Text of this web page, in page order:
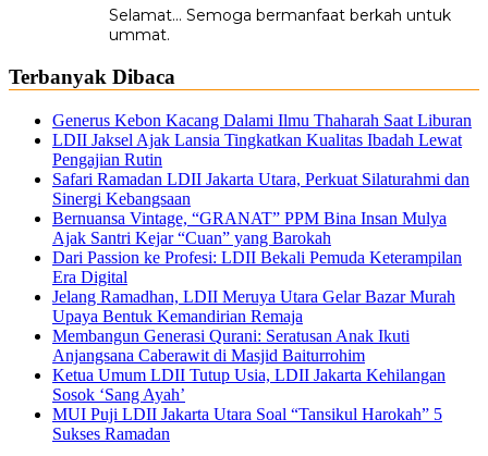
Selamat... Semoga bermanfaat berkah untuk
ummat.
Terbanyak Dibaca
Generus Kebon Kacang Dalami Ilmu Thaharah Saat Liburan
LDII Jaksel Ajak Lansia Tingkatkan Kualitas Ibadah Lewat
Pengajian Rutin
Safari Ramadan LDII Jakarta Utara, Perkuat Silaturahmi dan
Sinergi Kebangsaan
Bernuansa Vintage, “GRANAT” PPM Bina Insan Mulya
Ajak Santri Kejar “Cuan” yang Barokah
Dari Passion ke Profesi: LDII Bekali Pemuda Keterampilan
Era Digital
Jelang Ramadhan, LDII Meruya Utara Gelar Bazar Murah
Upaya Bentuk Kemandirian Remaja
Membangun Generasi Qurani: Seratusan Anak Ikuti
Anjangsana Caberawit di Masjid Baiturrohim
Ketua Umum LDII Tutup Usia, LDII Jakarta Kehilangan
Sosok ‘Sang Ayah’
MUI Puji LDII Jakarta Utara Soal “Tansikul Harokah” 5
Sukses Ramadan